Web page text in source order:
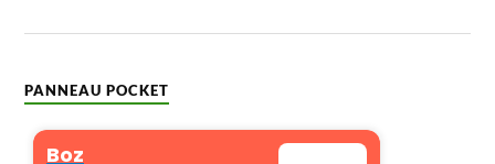
PANNEAU POCKET